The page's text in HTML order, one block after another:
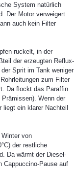
System natürlich
Der Motor verweigert
auch kein Filter
ruckelt, in der
der erzeugten Reflux-
Sprit im Tank weniger
zum Filter
Da flockt das Paraffin
Wenn der
ein klarer Nachteil
von
der restliche
Da wärmt der Diesel-
Cappuccino-Pause auf